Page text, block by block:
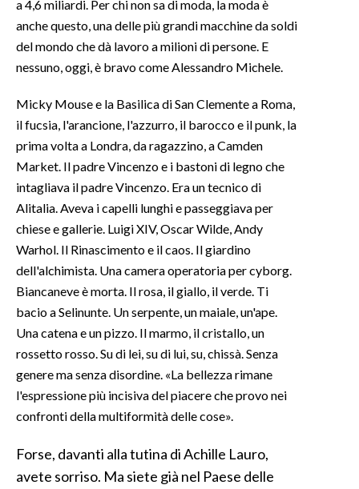
PUBBLICITÀ
SPIAGGE
STORE
a 4,6 miliardi. Per chi non sa di moda, la moda è
anche questo, una delle più grandi macchine da soldi
del mondo che dà lavoro a milioni di persone. E
nessuno, oggi, è bravo come Alessandro Michele.
Micky Mouse e la Basilica di San Clemente a Roma,
il fucsia, l'arancione, l'azzurro, il barocco e il punk, la
prima volta a Londra, da ragazzino, a Camden
Market. Il padre Vincenzo e i bastoni di legno che
intagliava il padre Vincenzo. Era un tecnico di
Alitalia. Aveva i capelli lunghi e passeggiava per
chiese e gallerie. Luigi XIV, Oscar Wilde, Andy
Warhol. Il Rinascimento e il caos. Il giardino
dell'alchimista. Una camera operatoria per cyborg.
Biancaneve è morta. Il rosa, il giallo, il verde. Ti
bacio a Selinunte. Un serpente, un maiale, un'ape.
Una catena e un pizzo. Il marmo, il cristallo, un
rossetto rosso. Su di lei, su di lui, su, chissà. Senza
genere ma senza disordine. «La bellezza rimane
l'espressione più incisiva del piacere che provo nei
confronti della multiformità delle cose».
Forse, davanti alla tutina di Achille Lauro,
avete sorriso. Ma siete già nel Paese delle